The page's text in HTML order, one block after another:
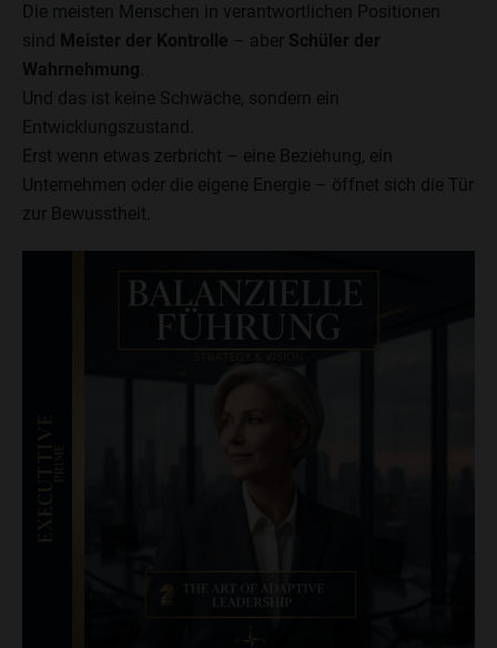
Die meisten Menschen in verantwortlichen Positionen
sind Meister der Kontrolle – aber Schüler der
Wahrnehmung
Und das ist keine Schwäche, sondern ein
Entwicklungszustand.
Erst wenn etwas zerbricht – eine Beziehung, ein
Unternehmen oder die eigene Energie – öffnet sich die Tür
zur Bewusstheit.